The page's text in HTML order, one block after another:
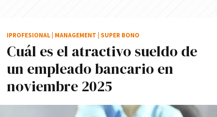
Cuál es el atractivo sueldo de
un empleado bancario en
noviembre 2025
IPROFESIONAL MANAGEMENT SUPER BONO